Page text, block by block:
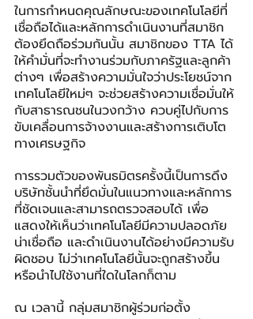
ในการกำหนดคุณลักษณะของเทคโนโลยีที่
เชื่อถือได้และหลักการดำเนินงานที่สมาชิก
ต้องยึดถือร่วมกันนั้น สมาชิกของ TTA ได้
ให้คำมั่นที่จะทำงานร่วมกับภาครัฐและลูกค้า
ต่างๆ เพื่อสร้างความมั่นใจว่าประโยชน์จาก
เทคโนโลยีใหม่ๆ จะช่วยสร้างความเชื่อมั่นให้
กับสาธารณชนในวงกว้าง ควบคู่ไปกับการ
ขับเคลื่อนการจ้างงานและสร้างการเติบโต
ทางเศรษฐกิจ
การรวมตัวของพันธมิตรครั้งนี้เป็นการดึง
บริษัทชั้นนำที่ยึดมั่นในแนวทางและหลักการ
ที่ชัดเจนและสามารถตรวจสอบได้ เพื่อ
แสดงให้เห็นว่าเทคโนโลยีมีความปลอดภัย
น่าเชื่อถือ และดำเนินงานได้อย่างมีความรับ
ผิดชอบ ไม่ว่าเทคโนโลยีนั้นจะถูกสร้างขึ้น
หรือนำไปใช้งานที่ใดในโลกก็ตาม
ณ เวลานี้ กลุ่มสมาชิกผู้ร่วมก่อตั้ง